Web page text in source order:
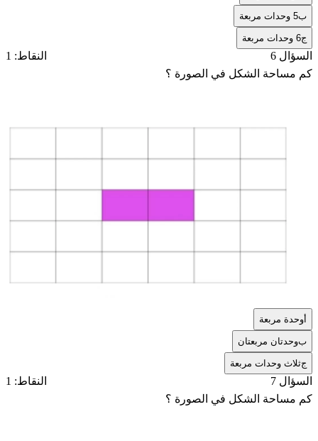
ب5 وحدات مربعة
ج6 وحدات مربعة
السؤال 6
النقاط: 1
كم مساحة الشكل في الصورة ؟
وحدة مربعة
بوحدتان مربعتان
جثلاث وحدات مربعة
السؤال 7
النقاط: 1
كم مساحة الشكل في الصورة ؟